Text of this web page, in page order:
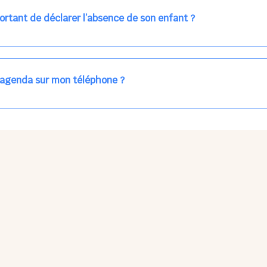
de déclarer l’absence de son enfant ?
enfants à accueillir, et ajuster les plannings au mieux.
car les repas sont commandés à l’avance.
sur mon téléphone ?
sur l'App Store ni Google Play car il s'agit d'une Web App,